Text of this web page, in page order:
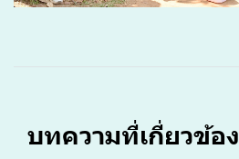
บทความที่เกี่ยวข้อง